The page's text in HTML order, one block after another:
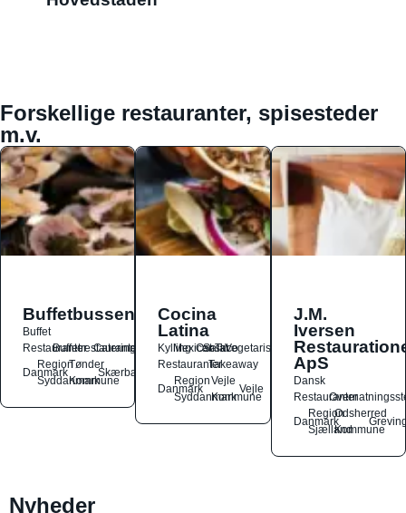
Forskellige restauranter, spisesteder
m.v.
Buffetbussen
Buffet
Restauranter
Buffetrestauranter
Catering
Danmark
Region
Syddanmark
Tønder
Kommune
Skærbæk
Cocina
Latina
Kylling
Mexicansk
OstSalat
TacoVegetarisk
RestauranterTakeaway
Danmark
Region
Syddanmark
Vejle
Kommune
Vejle
J.M.
Iversen
ApS
Dansk
Restauranter
Danmark
Region
Sjælland
Odsherred
Kommune
Nyheder